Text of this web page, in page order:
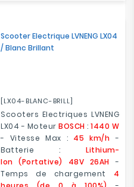
Scooter Electrique LVNENG LX04
/ Blanc Brillant
[LX04-BLANC-BRILL]
Scooters Electriques LVNENG
LX04 - Moteur BOSCH : 1440 W
- Vitesse Max : 45 km/h -
Batterie : Lithium-
Ion (Portative) 48V 26AH -
Temps de chargement 4